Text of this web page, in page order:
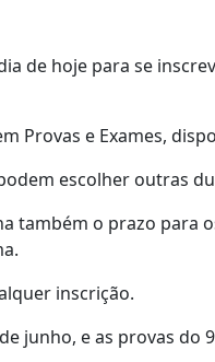
de hoje para se
Provas e Exames,
escolher outras
também o prazo para
inscrição.
junho, e as provas do